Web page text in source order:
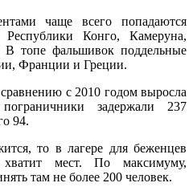
чаще всего попадаются
Республики Конго, Камеруна,
топе фальшивок поддельные
Франции и Греции.
с 2010 годом выросла
задержали 237
94.
то в лагере для беженцев
мест. По максимуму,
там не более 200 человек.